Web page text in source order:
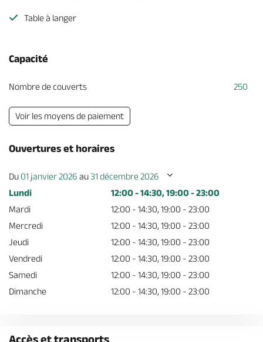
Table à langer
Capacité
Nombre de couverts 250
Voir les moyens de paiement
Ouvertures et horaires
Du 01 janvier 2026 au31 décembre 2026
Lundi
12:00 - 14:30, 19:00 - 23:00
Mardi
12:00 - 14:30, 19:00 - 23:00
Mercredi
12:00 - 14:30, 19:00 - 23:00
Jeudi
12:00 - 14:30, 19:00 - 23:00
Vendredi
12:00 - 14:30, 19:00 - 23:00
Samedi
12:00 - 14:30, 19:00 - 23:00
Dimanche
12:00 - 14:30, 19:00 - 23:00
Accès et transports